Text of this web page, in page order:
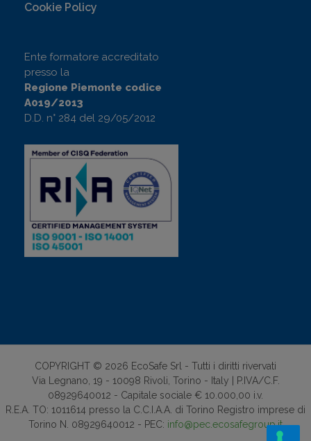
Cookie Policy
Ente formatore accreditato
presso la
Regione Piemonte codice
A019/2013
D.D. n° 284 del 29/05/2012
COPYRIGHT © 2026 EcoSafe Srl - Tutti i diritti rivervati
Via Legnano, 19 - 10098 Rivoli, Torino - Italy | P.IVA/C.F.
08929640012 - Capitale sociale € 10.000,00 i.v.
R.E.A. TO: 1011614 presso la C.C.I.A.A. di Torino Registro imprese di
Torino N. 08929640012 - PEC: info@pec.ecosafegroup.it